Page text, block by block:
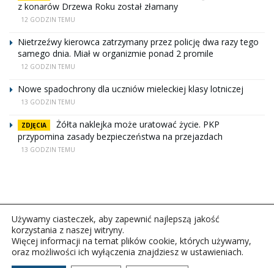
z konarów Drzewa Roku został złamany
12 GODZIN TEMU
Nietrzeźwy kierowca zatrzymany przez policję dwa razy tego
samego dnia. Miał w organizmie ponad 2 promile
12 GODZIN TEMU
Nowe spadochrony dla uczniów mieleckiej klasy lotniczej
13 GODZIN TEMU
ZDJĘCIA
Żółta naklejka może uratować życie. PKP
przypomina zasady bezpieczeństwa na przejazdach
13 GODZIN TEMU
Copyright © 2026Polskie Radio Rzeszów S.A. w likwidacj.
Używamy ciasteczek, aby zapewnić najlepszą jakość
korzystania z naszej witryny.
Więcej informacji na temat plików cookie, których używamy,
oraz możliwości ich wyłączenia znajdziesz w ustawieniach.